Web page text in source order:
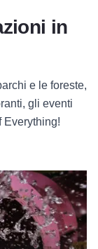
in
e le foreste,
gli eventi
Everything!